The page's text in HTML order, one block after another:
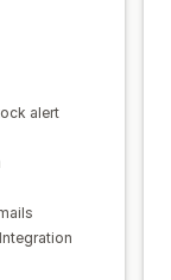
alert